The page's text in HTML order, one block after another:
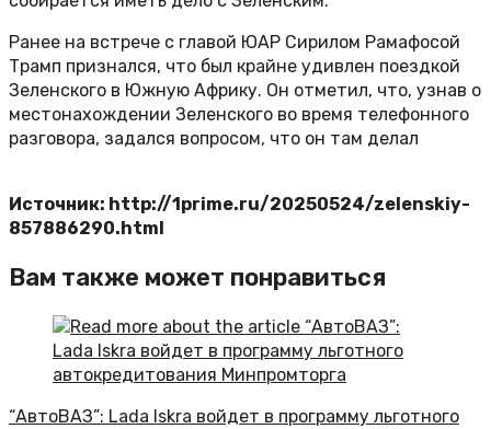
Ранее на встрече с главой ЮАР Сирилом Рамафосой
Трамп признался, что был крайне удивлен поездкой
Зеленского в Южную Африку. Он отметил, что, узнав о
местонахождении Зеленского во время телефонного
разговора, задался вопросом, что он там делал
Источник: http://1prime.ru/20250524/zelenskiy-
857886290.html
Вам также может понравиться
“АвтоВАЗ”: Lada Iskra войдет в программу льготного